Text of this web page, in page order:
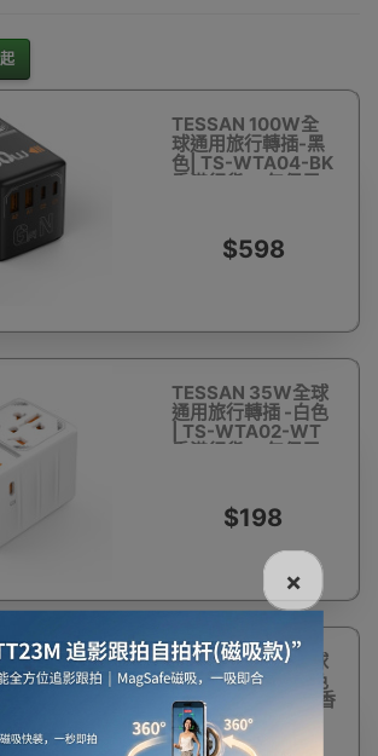
TESSAN 100W全
球通用旅行轉插-黑
色| TS-WTA04-BK
香港行貨 一年保用
$598
TESSAN 35W全球
通用旅行轉插 -白色
| TS-WTA02-WT
香港行貨 一年保用
$198
TESSAN 35W全球
通用旅行轉插- 黑色
| TS-WTA02-BK 香
港行貨 一年保用
×